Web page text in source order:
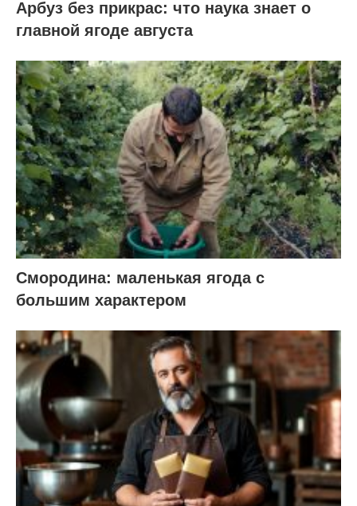
Арбуз без прикрас: что наука знает о
главной ягоде августа
Смородина: маленькая ягода с
большим характером